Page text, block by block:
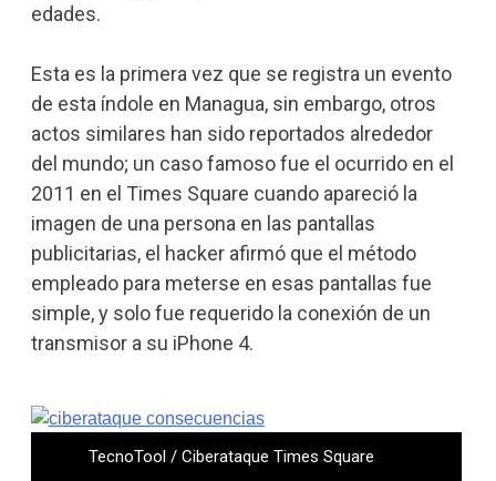
edades.
Esta es la primera vez que se registra un evento
de esta índole en Managua, sin embargo, otros
actos similares han sido reportados alrededor
del mundo; un caso famoso fue el ocurrido en el
2011 en el Times Square cuando apareció la
imagen de una persona en las pantallas
publicitarias, el hacker afirmó que el método
empleado para meterse en esas pantallas fue
simple, y solo fue requerido la conexión de un
transmisor a su iPhone 4.
TecnoTool / Ciberataque Times Square